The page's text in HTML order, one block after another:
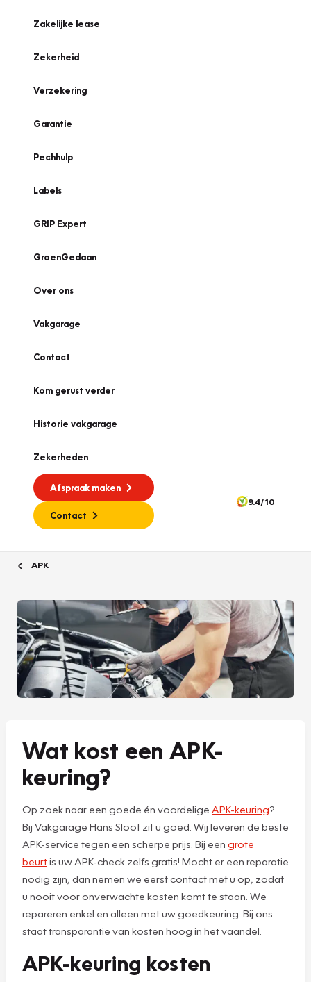
Zakelijke lease
Zekerheid
Verzekering
Garantie
Pechhulp
Labels
GRIP Expert
GroenGedaan
Over ons
Vakgarage
Contact
Kom gerust verder
Historie vakgarage
Zekerheden
Afspraak maken
Contact
9.4/10
APK
Wat kost een APK-
keuring?
Op zoek naar een goede én voordelige APK-keuring?
Bij Vakgarage Hans Sloot zit u goed. Wij leveren de beste
APK-service tegen een scherpe prijs. Bij een grote
beurtis uw APK-check zelfs gratis! Mocht er een reparatie
nodig zijn, dan nemen we eerst contact met u op, zodat
u nooit voor onverwachte kosten komt te staan. We
repareren enkel en alleen met uw goedkeuring. Bij ons
staat transparantie van kosten hoog in het vaandel.
APK-keuring kosten